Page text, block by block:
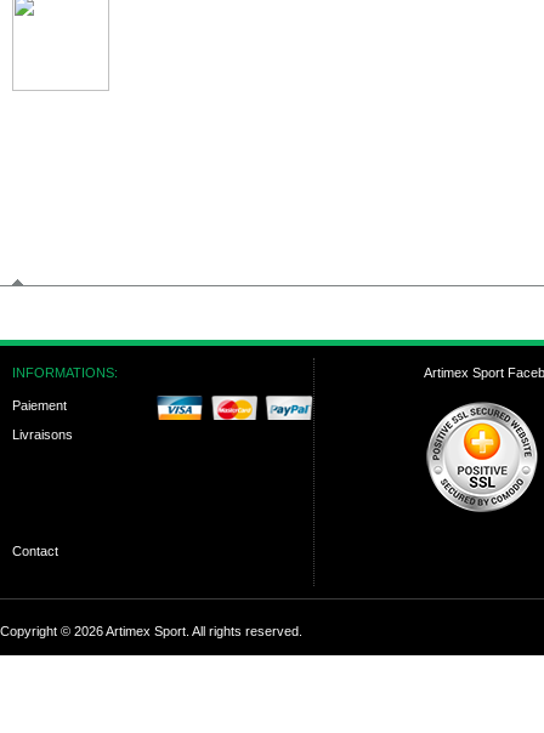
INFORMATIONS:
Paiement
Livraisons
Contact
Artimex Sport
Copyright © 2026 Artimex Sport. All rights reserved.